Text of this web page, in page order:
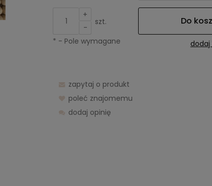
+
-
szt. Do
* - Pole wymagane
zapytaj o produkt
poleć znajomemu
dodaj opinię